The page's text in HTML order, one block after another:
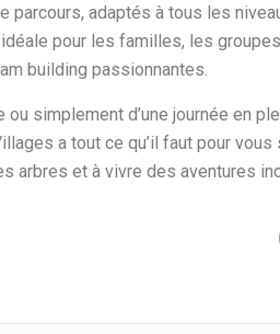
adaptés à tous les
pour les familles, les
building passionnantes.
simplement d’une journée en
a tout ce qu’il faut pour
et à vivre des aventures